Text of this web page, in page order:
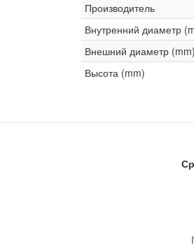
Производитель
Внутренний диаметр
Внешний диаметр (mm)
Высота (mm)